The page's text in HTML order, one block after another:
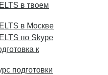
в твоем
в Москве
по Skype
к
подготовки